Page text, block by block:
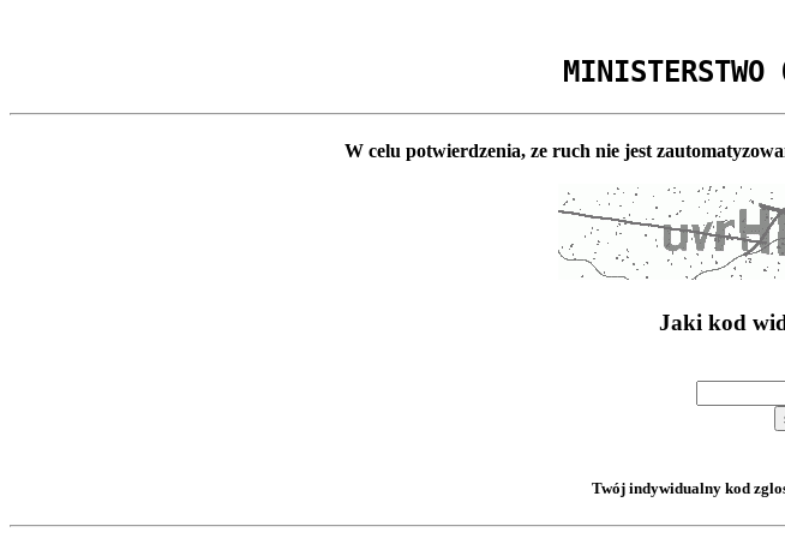
MINISTERSTWO
W celu potwierdzenia, ze ruch nie jest
Jaki kod
Twój indywidualny kod